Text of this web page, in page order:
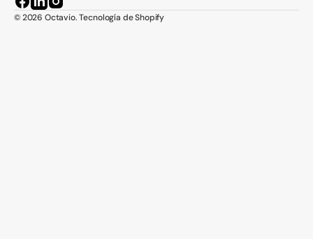
Facebook
LinkedIn
Instagram
© 2026 Octavio.Tecnología de Shopify